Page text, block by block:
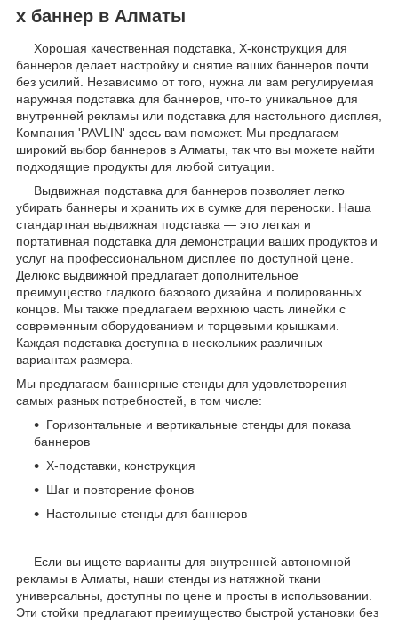
х баннер в Алматы
Хорошая качественная подставка, Х-конструкция для
баннеров делает настройку и снятие ваших баннеров почти
без усилий. Независимо от того, нужна ли вам регулируемая
наружная подставка для баннеров, что-то уникальное для
внутренней рекламы или подставка для настольного дисплея,
Компания 'PAVLIN' здесь вам поможет. Мы предлагаем
широкий выбор баннеров в Алматы, так что вы можете найти
подходящие продукты для любой ситуации.
Выдвижная подставка для баннеров позволяет легко
убирать баннеры и хранить их в сумке для переноски. Наша
стандартная выдвижная подставка — это легкая и
портативная подставка для демонстрации ваших продуктов и
услуг на профессиональном дисплее по доступной цене.
Делюкс выдвижной предлагает дополнительное
преимущество гладкого базового дизайна и полированных
концов. Мы также предлагаем верхнюю часть линейки с
современным оборудованием и торцевыми крышками.
Каждая подставка доступна в нескольких различных
вариантах размера.
Мы предлагаем баннерные стенды для удовлетворения
самых разных потребностей, в том числе:
Горизонтальные и вертикальные стенды для показа
баннеров
X-подставки, конструкция
Шаг и повторение фонов
Настольные стенды для баннеров
Если вы ищете варианты для внутренней автономной
рекламы в Алматы, наши стенды из натяжной ткани
универсальны, доступны по цене и просты в использовании.
Эти стойки предлагают преимущество быстрой установки без